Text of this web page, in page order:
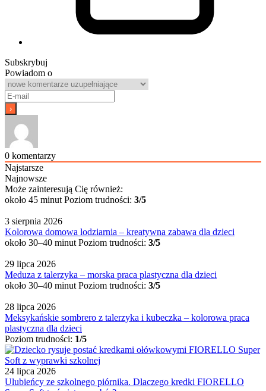
Subskrybuj
Powiadom o
0 komentarzy
Najstarsze
Najnowsze
Może zainteresują Cię również:
około 45 minut Poziom trudności: 3/5
3 sierpnia 2026
Kolorowa domowa lodziarnia – kreatywna zabawa dla dzieci
około 30–40 minut Poziom trudności: 3/5
29 lipca 2026
Meduza z talerzyka – morska praca plastyczna dla dzieci
około 30–40 minut Poziom trudności: 3/5
28 lipca 2026
Meksykańskie sombrero z talerzyka i kubeczka – kolorowa praca
plastyczna dla dzieci
Poziom trudności: 1/5
24 lipca 2026
Ulubieńcy ze szkolnego piórnika. Dlaczego kredki FIORELLO